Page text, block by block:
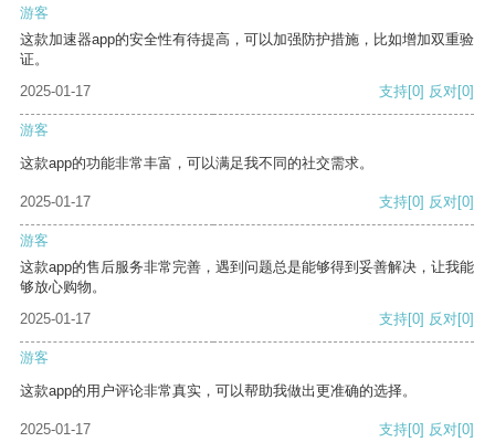
游客
这款加速器app的安全性有待提高，可以加强防护措施，比如增加双重验
证。
2025-01-17
支持[0] 反对[0]
游客
这款app的功能非常丰富，可以满足我不同的社交需求。
2025-01-17 支持[0] 反对[0]
游客
这款app的售后服务非常完善，遇到问题总是能够得到妥善解决，让我能
够放心购物。
2025-01-17
支持[0] 反对[0]
游客
这款app的用户评论非常真实，可以帮助我做出更准确的选择。
2025-01-17 支持[0] 反对[0]